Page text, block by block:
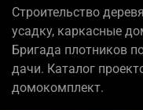
Строительство
усадку, каркасные
Бригада плотников
дачи. Каталог
домокомплект.